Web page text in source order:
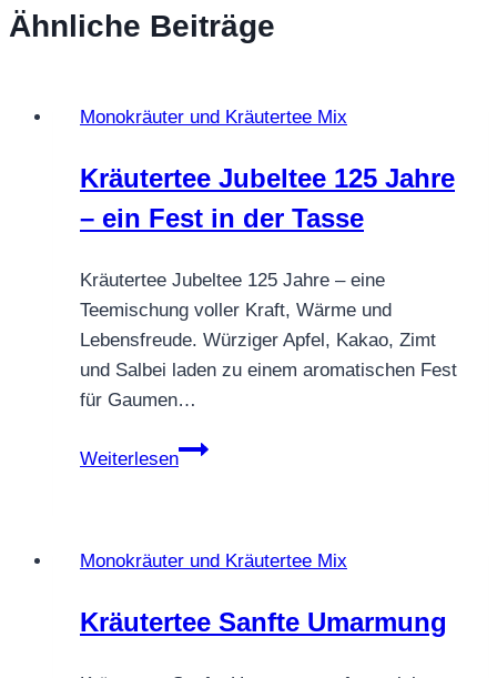
Ähnliche Beiträge
Monokräuter und Kräutertee Mix
Kräutertee Jubeltee 125 Jahre
– ein Fest in der Tasse
Kräutertee Jubeltee 125 Jahre – eine
Teemischung voller Kraft, Wärme und
Lebensfreude. Würziger Apfel, Kakao, Zimt
und Salbei laden zu einem aromatischen Fest
für Gaumen…
Weiterlesen
Kräutertee
–
Fest
Monokräuter und Kräutertee Mix
Kräutertee Sanfte Umarmung